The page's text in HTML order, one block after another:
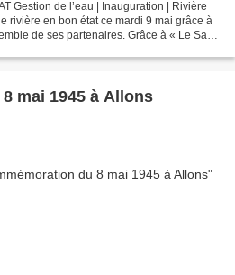
Gestion de l’eau | Inauguration | Rivière
rivière en bon état ce mardi 9 mai grâce à
de ses partenaires. Grâce à « Le Sage
mai 1945 à Allons